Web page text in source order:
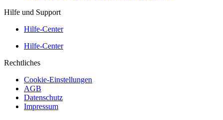
Hilfe und Support
Hilfe-Center
Hilfe-Center
Rechtliches
Cookie-Einstellungen
AGB
Datenschutz
Impressum